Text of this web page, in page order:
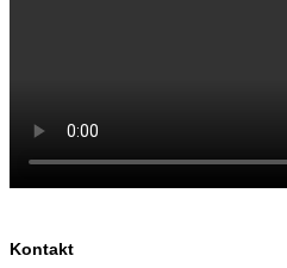
Kontakt